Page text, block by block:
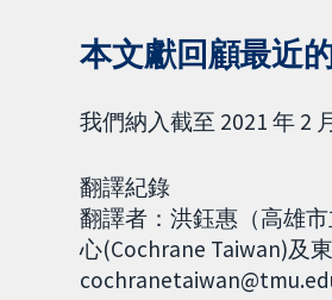
本文獻回顧最近
我們納入截至 2021 年 2
翻譯紀錄
翻譯者：洪鈺惠（高雄
心(Cochrane Taiwan)及